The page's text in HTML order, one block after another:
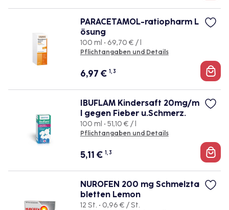
PARACETAMOL-ratiopharm L
ösung
100 ml • 69,70 € / l
Pflichtangaben und Details
6,97 € 1, 3
IBUFLAM Kindersaft 20mg/m
l gegen Fieber u.Schmerz.
100 ml • 51,10 € / l
Pflichtangaben und Details
5,11 € 1, 3
NUROFEN 200 mg Schmelzta
bletten Lemon
12 St. • 0,96 € / St.